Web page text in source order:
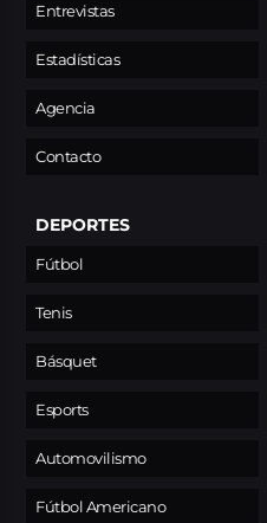
Entrevistas
Estadísticas
Agencia
Contacto
DEPORTES
Fútbol
Tenis
Básquet
Esports
Automovilismo
Fútbol Americano